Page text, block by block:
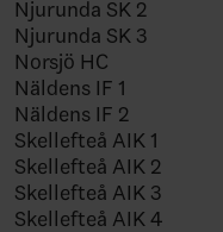
Njurunda SK 2
Njurunda SK 3
Norsjö HC
Näldens IF 1
Näldens IF 2
Skellefteå AIK 1
Skellefteå AIK 2
Skellefteå AIK 3
Skellefteå AIK 4